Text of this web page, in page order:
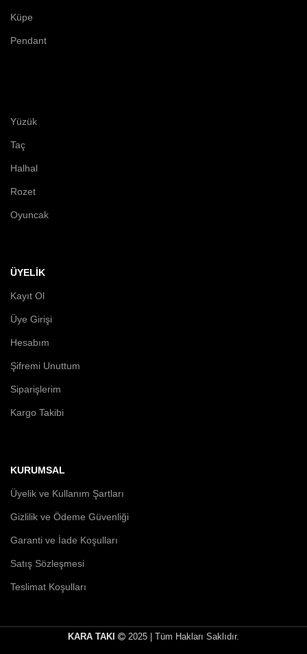
Küpe
Pendant
Yüzük
Taç
Halhal
Rozet
Oyuncak
ÜYELİK
Kayıt Ol
Üye Girişi
Hesabım
Şifremi Unuttum
Siparişlerim
Kargo Takibi
KURUMSAL
Üyelik ve Kullanım Şartları
Gizlilik ve Ödeme Güvenliği
Garanti ve İade Koşulları
Satış Sözleşmesi
Teslimat Koşulları
KARA TAKI 2025 | Tüm Hakları Saklıdır.